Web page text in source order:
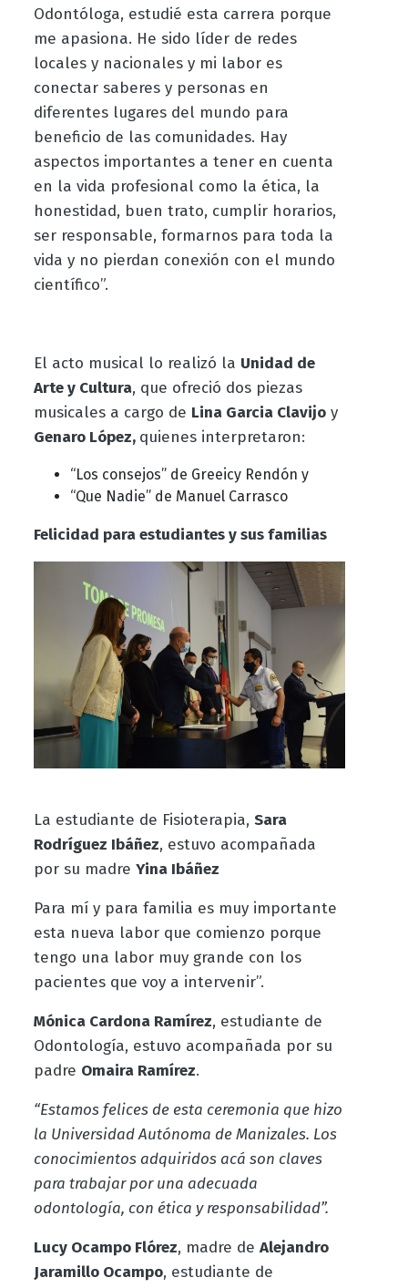
Odontóloga, estudié esta carrera porque
me apasiona. He sido líder de redes
locales y nacionales y mi labor es
conectar saberes y personas en
diferentes lugares del mundo para
beneficio de las comunidades. Hay
aspectos importantes a tener en cuenta
en la vida profesional como la ética, la
honestidad, buen trato, cumplir horarios,
ser responsable, formarnos para toda la
vida y no pierdan conexión con el mundo
científico”.
El acto musical lo realizó la Unidad de
Arte y Cultura, que ofreció dos piezas
musicales a cargo de Lina Garcia Clavijoy
Genaro López, quienes interpretaron:
“Los consejos” de Greeicy Rendón y
“Que Nadie” de Manuel Carrasco
Felicidad para estudiantes y sus familias
La estudiante de Fisioterapia, Sara
Rodríguez Ibáñez, estuvo acompañada
por su madre Yina Ibáñez
Para mí y para familia es muy importante
esta nueva labor que comienzo porque
tengo una labor muy grande con los
pacientes que voy a intervenir”.
Mónica Cardona Ramírez, estudiante de
Odontología, estuvo acompañada por su
padre Omaira Ramírez.
“Estamos felices de esta ceremonia que hizo
la Universidad Autónoma de Manizales. Los
conocimientos adquiridos acá son claves
para trabajar por una adecuada
odontología, con ética y responsabilidad”.
Lucy Ocampo Flórez, madre de Alejandro
Jaramillo Ocampo, estudiante de